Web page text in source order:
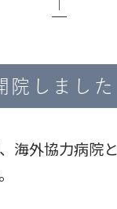
院しました
海外協力病院